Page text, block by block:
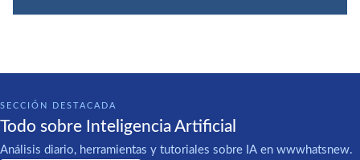
SECCIÓN DESTACADA
Todo sobre Inteligencia Artificial
Análisis diario, herramientas y tutoriales sobre IA en wwwhatsnew.